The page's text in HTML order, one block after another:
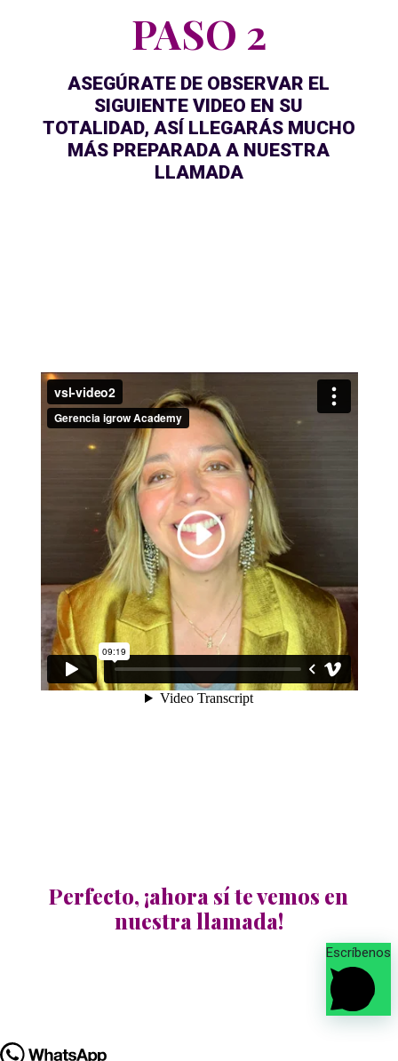
PASO 2
ASEGÚRATE DE OBSERVAR EL
SIGUIENTE VIDEO EN SU
TOTALIDAD, ASÍ LLEGARÁS MUCHO
MÁS PREPARADA A NUESTRA
LLAMADA
Perfecto, ¡ahora sí te vemos en
nuestra llamada!
Escríbenos